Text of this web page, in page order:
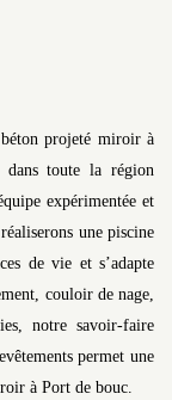
projeté miroir à
dans toute la région
expérimentée et
une piscine
de vie et s’adapte
couloir de nage,
notre savoir-faire
permet une
à Port de bouc.